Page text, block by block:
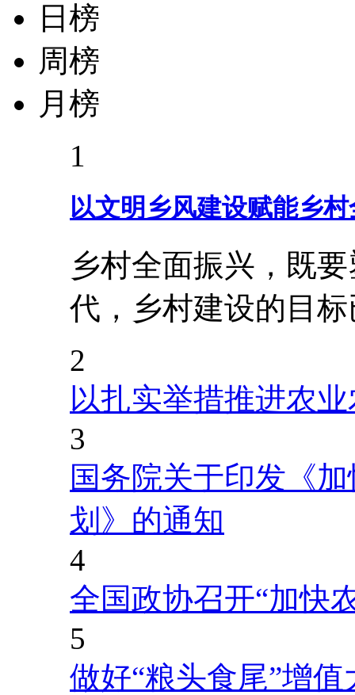
日榜
周榜
月榜
1
以文明乡风建设赋能乡
乡村全面振兴，既
代，乡村建设的目
2
以扎实举措推进农
3
国务院关于印发《
划》的通知
4
全国政协召开“加快
5
做好“粮头食尾”增值